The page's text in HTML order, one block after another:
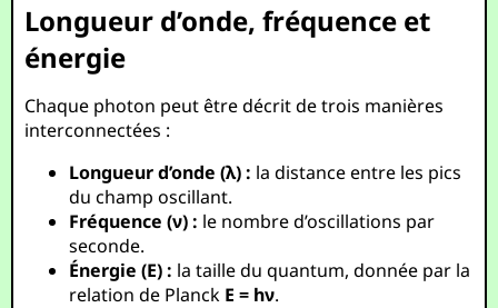
Longueur d’onde, fréquence et
énergie
Chaque photon peut être décrit de trois manières
interconnectées :
Longueur d’onde (λ) : la distance entre les pics
du champ oscillant.
Fréquence (ν) : le nombre d’oscillations par
seconde.
Énergie (E) : la taille du quantum, donnée par la
relation de Planck E = hν.